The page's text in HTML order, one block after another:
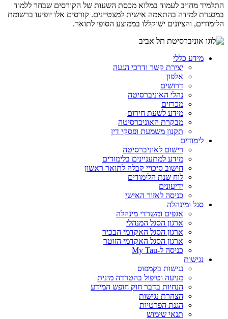
התלמיד מחויב לעמוד במלוא מכסת השעות של הקורסים שבחר ללמוד
במסגרת למידה בהתאמה אישית למצטיינים. קורסים אלו יופיעו ברשומת
הלימודים, והציונים ישוקללו בממוצע הסופי לתואר.
מידע כללי
יצירת קשר ודרכי הגעה
אלפון
דרושים
נהלי האוניברסיטה
מכרזים
מידע לשעת חירום
מבקרת האוניברסיטה
תקנון משמעת ופסקי דין
לימודים
רישום לאוניברסיטה
מידע למתעניינים בלימודים
חישוב סיכויי קבלה לתואר ראשון
לוח שנת הלימודים
ידיעונים
כניסה לאזור האישי
סגל ומינהלה
אגפים ומשרדי מינהלה
ארגון הסגל המנהלי
ארגון הסגל האקדמי הבכיר
ארגון הסגל האקדמי הזוטר
כניסה ל-My Tau
נגישות
נגישות בקמפוס
מניעה וטיפול בהטרדה מינית
הנחיות בדבר חוק חופש המידע
הצהרת נגישות
הגנת הפרטיות
תנאי שימוש